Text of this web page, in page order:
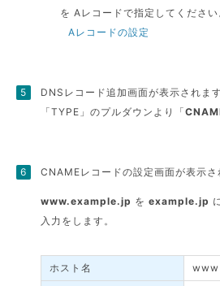
を Aレコードで指定してください
Aレコードの設定
DNSレコード追加画面が表示されます
「TYPE」のプルダウンより「
CNAMEレコードの設定画面が表示さ
www.example.jp をexample.jp
入力をします。
ホスト名 www